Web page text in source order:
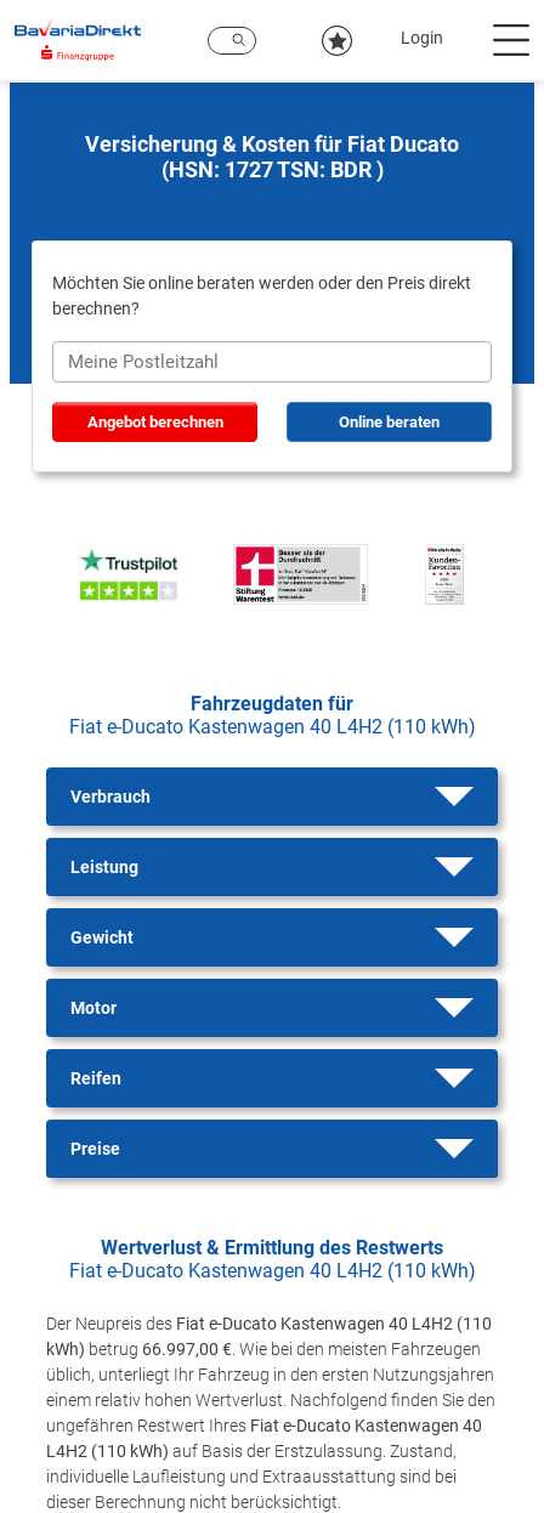
Hauptinhalt
Login
Versicherung & Kosten für Fiat Ducato
(HSN: 1727 TSN: BDR )
Möchten Sie online beraten werden oder den Preis direkt
berechnen?
Angebot berechnen Online beraten
Fahrzeugdaten für
Fiat e-Ducato Kastenwagen 40 L4H2 (110 kWh)
Verbrauch
Leistung
Gewicht
Motor
Reifen
Preise
Wertverlust & Ermittlung des Restwerts
Fiat e-Ducato Kastenwagen 40 L4H2 (110 kWh)
Der Neupreis des Fiat e-Ducato Kastenwagen 40 L4H2 (110
kWh) betrug 66.997,00 € . Wie bei den meisten Fahrzeugen
üblich, unterliegt Ihr Fahrzeug in den ersten Nutzungsjahren
einem relativ hohen Wertverlust. Nachfolgend finden Sie den
ungefähren Restwert Ihres Fiat e-Ducato Kastenwagen 40
L4H2 (110 kWh) auf Basis der Erstzulassung. Zustand,
individuelle Laufleistung und Extraausstattung sind bei
dieser Berechnung nicht berücksichtigt.